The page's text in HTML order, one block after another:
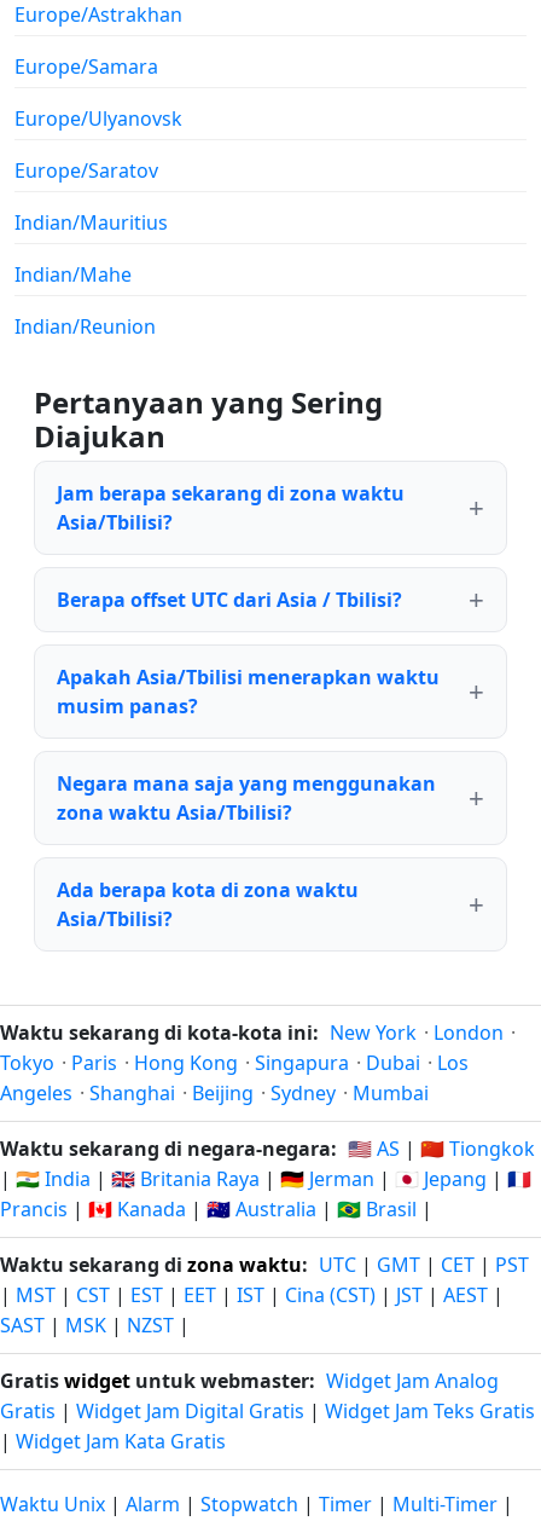
Europe/Astrakhan
Europe/Samara
Europe/Ulyanovsk
Europe/Saratov
Indian/Mauritius
Indian/Mahe
Indian/Reunion
Pertanyaan yang Sering
Diajukan
Jam berapa sekarang di zona waktu
Asia/Tbilisi?
Berapa offset UTC dari Asia / Tbilisi?
Apakah Asia/Tbilisi menerapkan waktu
musim panas?
Negara mana saja yang menggunakan
zona waktu Asia/Tbilisi?
Ada berapa kota di zona waktu
Asia/Tbilisi?
Waktu sekarang di kota-kota ini: New York · London ·
Tokyo · Paris · Hong Kong · Singapura · Dubai · Los
Angeles · Shanghai · Beijing · Sydney · Mumbai
Waktu sekarang di negara-negara: 🇺🇸 AS | 🇨🇳 Tiongkok
| 🇮🇳 India | 🇬🇧 Britania Raya | 🇩🇪 Jerman | 🇯🇵 Jepang | 🇫🇷
Prancis | 🇨🇦 Kanada | 🇦🇺 Australia | 🇧🇷 Brasil |
Waktu sekarang di zona waktu: UTC | GMT | CET | PST
| MST | CST | EST | EET | IST | Cina (CST) | JST | AEST |
SAST | MSK | NZST |
Gratiswidget untuk webmaster: Widget Jam Analog
Gratis | Widget Jam Digital Gratis | Widget Jam Teks Gratis
| Widget Jam Kata Gratis
Waktu Unix | Alarm | Stopwatch | Timer | Multi-Timer |